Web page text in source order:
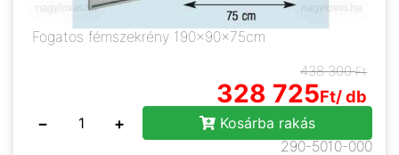
Fogatos fémszekrény 190x90x75cm
438 300 Ft
328 725Ft/ db
− +
Kosárba rakás
290-5010-000